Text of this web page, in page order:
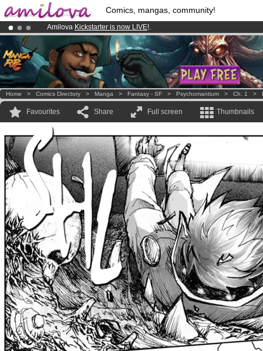
Comics, mangas, community!
Amilova Kickstarter is now LIVE!.
Already 134393membersand 1208comics & mangas!.
Premium membership from3.95 euros per month !Get membership
Home > Comics Directory > Manga > Fantasy - SF > Psychomantium > Ch. 1 >
Favourites Share Full screen Thumbnails